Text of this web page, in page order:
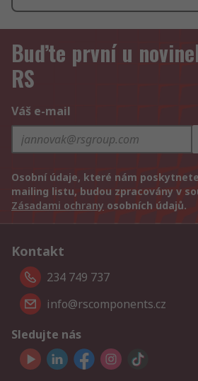
Buďte první u
RS
Váš e-mail
Osobní údaje, které nám
mailing listu, budou zpracovány v
Zásadami ochrany osobních údajů.
Kontakt
234 749 737
info@rscomponents.cz
Sledujte nás